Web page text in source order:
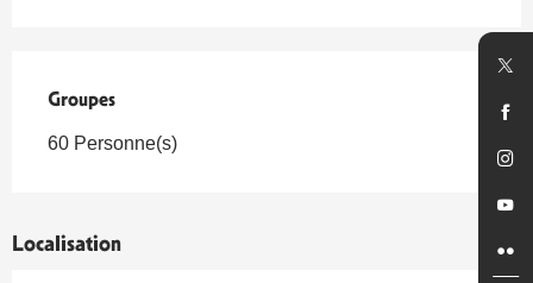
Groupes
Groupes
60 Personne(s)
Localisation